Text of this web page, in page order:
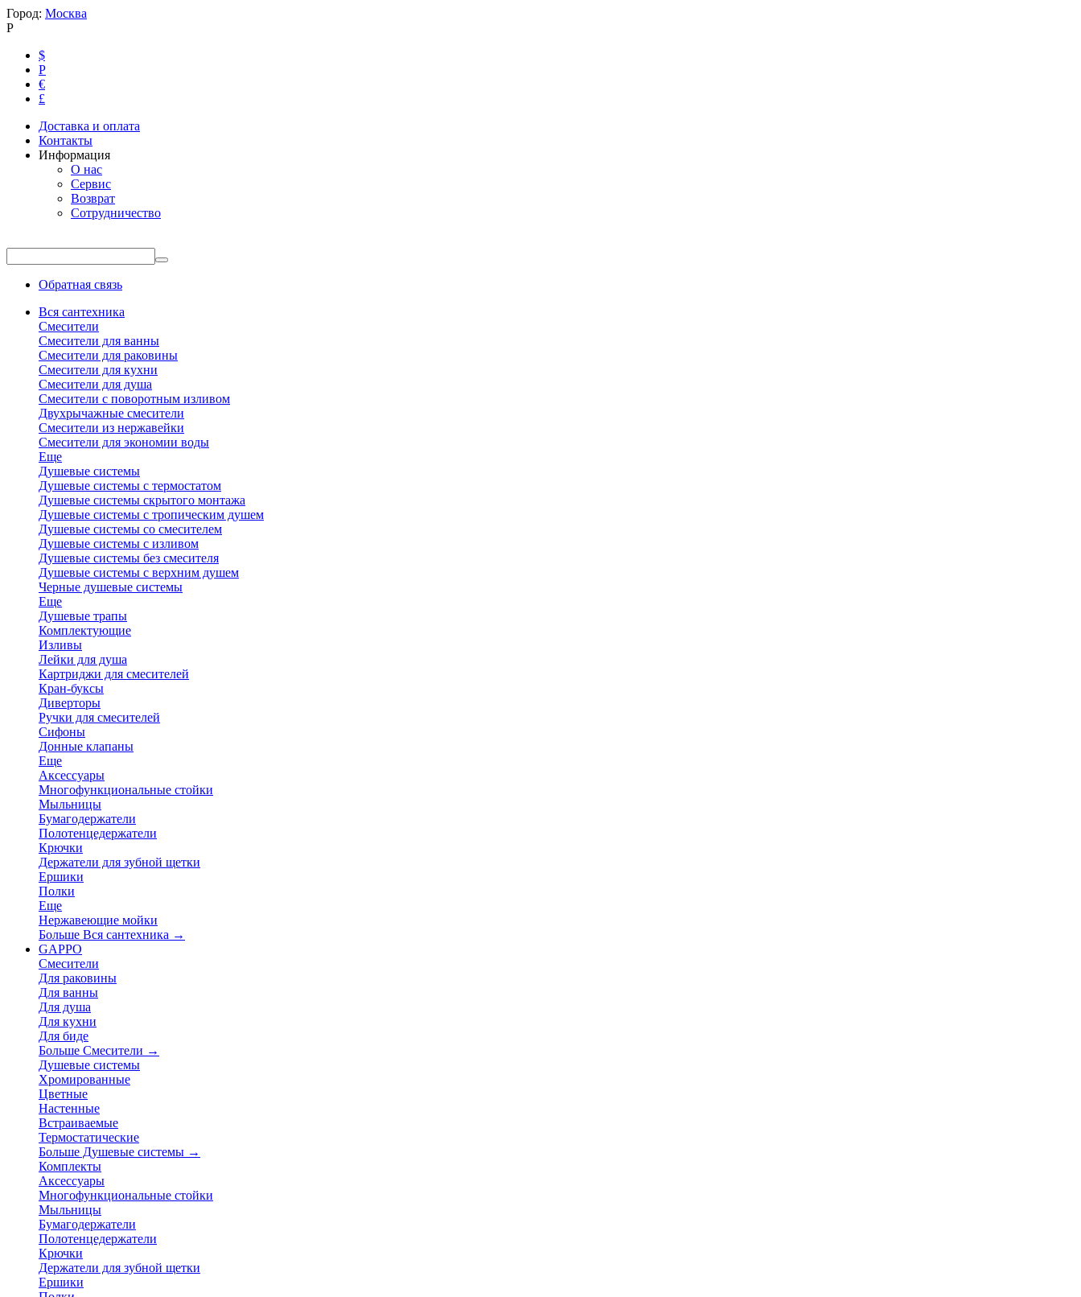
Город: Москва
Р
$
Р
€
£
Доставка и оплата
Контакты
Информация
О нас
Сервис
Возврат
Сотрудничество
Обратная связь
Вся сантехника
Смесители
Смесители для ванны
Смесители для раковины
Смесители для кухни
Смесители для душа
Смесители с поворотным изливом
Двухрычажные смесители
Смесители из нержавейки
Смесители для экономии воды
Еще
Душевые системы
Душевые системы с термостатом
Душевые системы скрытого монтажа
Душевые системы с тропическим душем
Душевые системы со смесителем
Душевые системы с изливом
Душевые системы без смесителя
Душевые системы с верхним душем
Черные душевые системы
Еще
Душевые трапы
Комплектующие
Изливы
Лейки для душа
Картриджи для смесителей
Кран-буксы
Диверторы
Ручки для смесителей
Сифоны
Донные клапаны
Еще
Аксессуары
Многофункциональные стойки
Мыльницы
Бумагодержатели
Полотенцедержатели
Крючки
Держатели для зубной щетки
Ершики
Полки
Еще
Нержавеющие мойки
Больше Вся сантехника →
GAPPO
Смесители
Для раковины
Для ванны
Для душа
Для кухни
Для биде
Больше Смесители →
Душевые системы
Хромированные
Цветные
Настенные
Встраиваемые
Термостатические
Больше Душевые системы →
Комплекты
Аксессуары
Многофункциональные стойки
Мыльницы
Бумагодержатели
Полотенцедержатели
Крючки
Держатели для зубной щетки
Ершики